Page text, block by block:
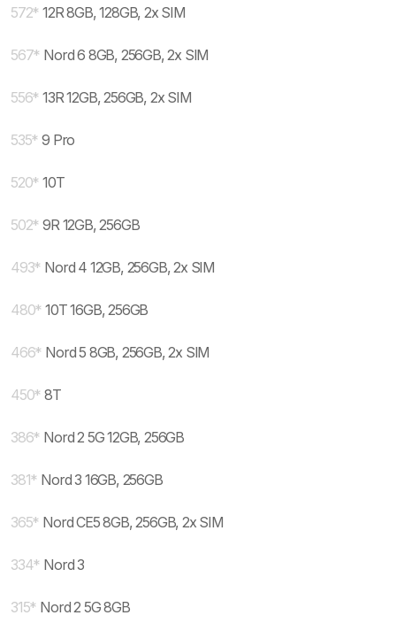
572* 12R 8GB, 128GB, 2x SIM
567* Nord 6 8GB, 256GB, 2x SIM
556* 13R 12GB, 256GB, 2x SIM
535* 9 Pro
520* 10T
502* 9R 12GB, 256GB
493* Nord 4 12GB, 256GB, 2x SIM
480* 10T 16GB, 256GB
466* Nord 5 8GB, 256GB, 2x SIM
450* 8T
386* Nord 2 5G 12GB, 256GB
381* Nord 3 16GB, 256GB
365* Nord CE5 8GB, 256GB, 2x SIM
334* Nord 3
315* Nord 2 5G 8GB